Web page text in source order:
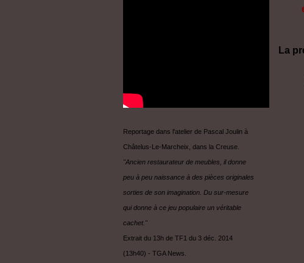
Reportage dans l'atelier de Pascal Joulin à
Châtelus-Le-Marcheix, dans la Creuse.
"Ancien restaurateur de meubles, il donne
peu à peu naissance à des pièces originales
sorties de son imagination. Du sur-mesure
qui donne à ce jeu populaire un véritable
cachet."
Extrait du 13h de TF1 du 3 déc. 2014
(13h40) - TGA News.
La